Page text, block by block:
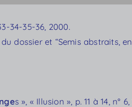
34-35-36, 2000.
dossier et “Semis abstraits,
s », « Illusion », p. 11 à 14, n°